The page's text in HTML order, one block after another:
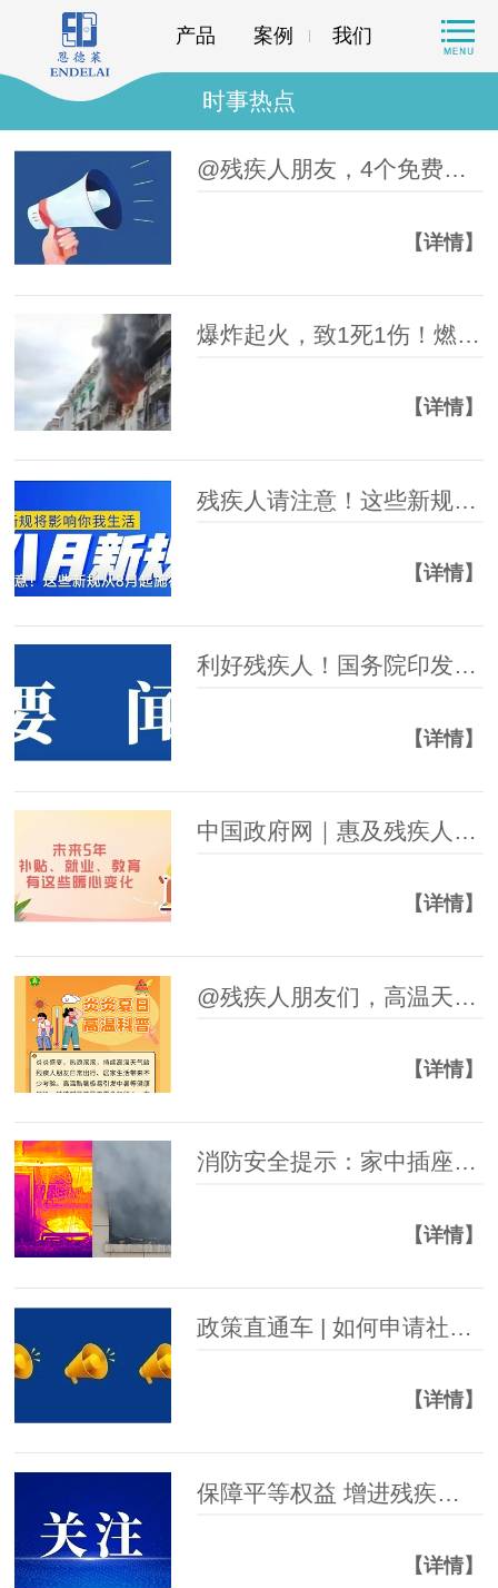
产品 案例 我们
时事热点
@残疾人朋友，4个免费培训班等你来！
【详情】
爆炸起火，致1死1伤！燃气安全提示→
【详情】
【详情】
利好残疾人！国务院印发《全民健身计划（2026－2030年）》
【详情】
中国政府网｜惠及残疾人，未来5年补贴、就业、教育有这些暖心变化
【详情】
@残疾人朋友们，高温天气防暑科普指南请查收~
【详情】
消防安全提示：家中插座起火，如何正确处理！
【详情】
政策直通车 | 如何申请社会救助？全流程详解
【详情】
保障平等权益 增进残疾人福祉
【详情】